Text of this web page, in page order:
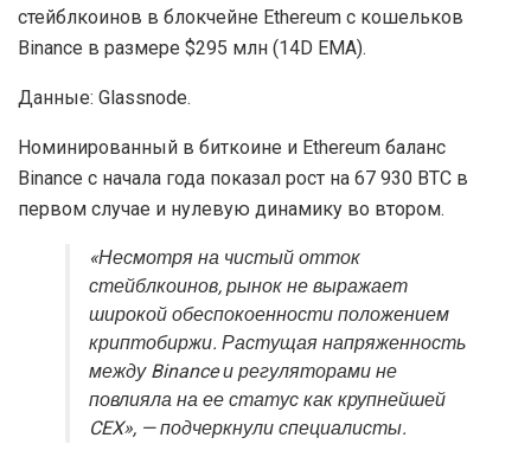
стейблкоинов в блокчейне Ethereum с кошельков
Binance в размере $295 млн (14D EMA).
Данные: Glassnode.
Номинированный в биткоине и Ethereum баланс
Binance с начала года показал рост на 67 930 BTC в
первом случае и нулевую динамику во втором.
«Несмотря на чистый отток
стейблкоинов, рынок не выражает
широкой обеспокоенности положением
криптобиржи. Растущая напряженность
между Binance и регуляторами не
повлияла на ее статус как крупнейшей
CEX», — подчеркнули специалисты.